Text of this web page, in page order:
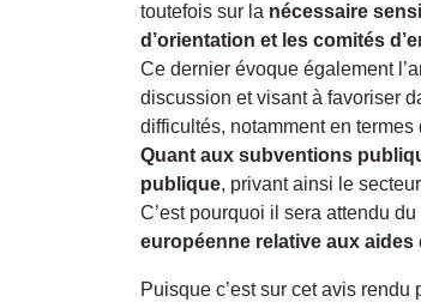
toutefois sur la nécessaire
d’orientation et les comités
Ce dernier évoque également
discussion et visant à favoriser
difficultés, notamment en
Quant aux subventions
publique, privant ainsi le
C’est pourquoi il sera attendu
européenne relative aux aides
Puisque c’est sur cet avis